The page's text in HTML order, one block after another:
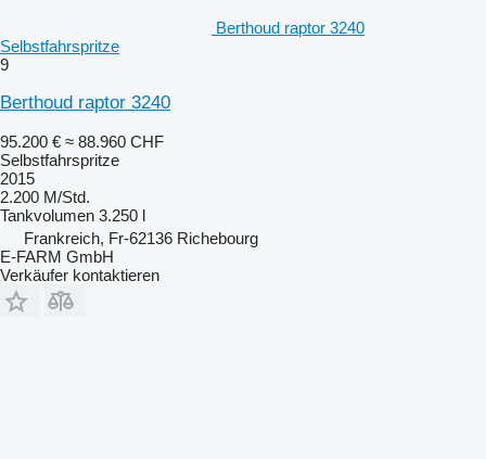
Berthoud raptor 3240
Selbstfahrspritze
9
Berthoud raptor 3240
95.200 € ≈ 88.960 CHF
Selbstfahrspritze
2015
2.200 M/Std.
Tankvolumen 3.250 l
Frankreich, Fr-62136 Richebourg
E-FARM GmbH
Verkäufer kontaktieren